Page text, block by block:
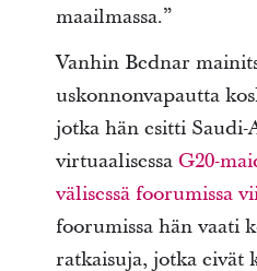
maailmassa.”
Vanhin Bednar
uskonnonvapautta
jotka hän esitti Saudi-
virtuaalisessa G20-
välisessä foorumissa
foorumissa hän vaati
ratkaisuja, jotka eivät